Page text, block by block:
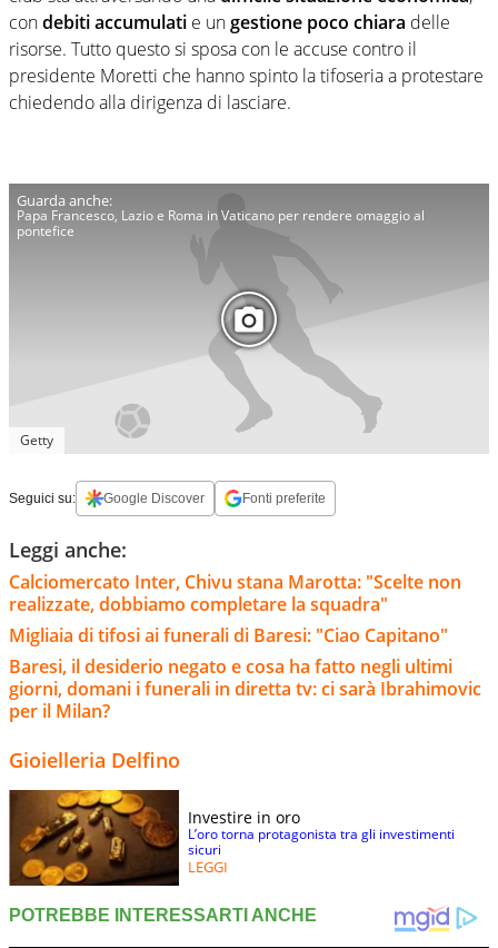
condebiti accumulati e ungestione poco chiara delle
risorse. Tutto questo si sposa con le accuse contro il
presidente Moretti che hanno spinto la tifoseria a protestare
chiedendo alla dirigenza di lasciare.
Papa Francesco, Lazio e Roma in Vaticano per rendere omaggio al
pontefice
Getty
Seguici su: Google Discover Fonti preferite
Leggi anche:
Calciomercato Inter, Chivu stana Marotta: "Scelte non
realizzate, dobbiamo completare la squadra"
Migliaia di tifosi ai funerali di Baresi: "Ciao Capitano"
Baresi, il desiderio negato e cosa ha fatto negli ultimi
giorni, domani i funerali in diretta tv: ci sarà Ibrahimovic
per il Milan?
Gioielleria Delfino
Investire in oro
L’oro torna protagonista tra gli investimenti
sicuri
LEGGI